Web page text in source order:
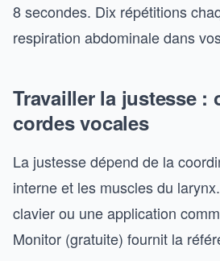
8 secondes. Dix répétitions
respiration abdominale dans
Travailler la justesse :
cordes vocales
La justesse dépend de la
interne et les muscles du
clavier ou une application
Monitor (gratuite) fournit la